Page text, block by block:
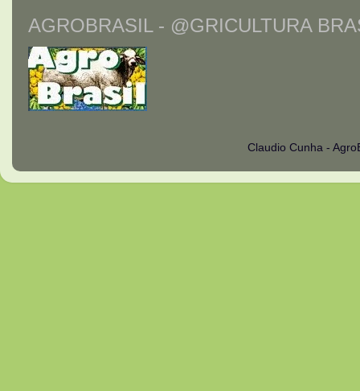
AGROBRASIL - @GRICULTURA
Claudio Cunha -